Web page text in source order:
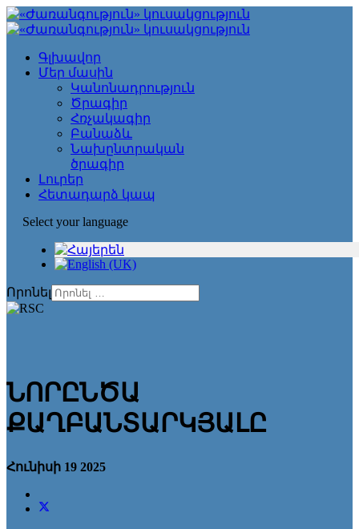
Գլխավոր
Մեր մասին
Կանոնադրություն
Ծրագիր
Հռչակագիր
Բանաձև
Նախընտրական
ծրագիր
Լուրեր
Հետադարձ կապ
Select your language
Որոնել
ՆՈՐԸՆԾԱ
ՔԱՂԲԱՆՏԱՐԿՅԱԼԸ
Հունիսի 19 2025